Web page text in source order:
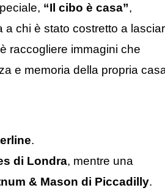
“Il cibo è casa”,
a chi è stato costretto a
raccogliere immagini che
e memoria della propria
.
di Londra, mentre una
& Mason di Piccadilly.